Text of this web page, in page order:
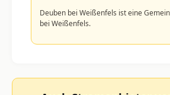
Deuben bei Weißenfels ist eine
bei Weißenfels.